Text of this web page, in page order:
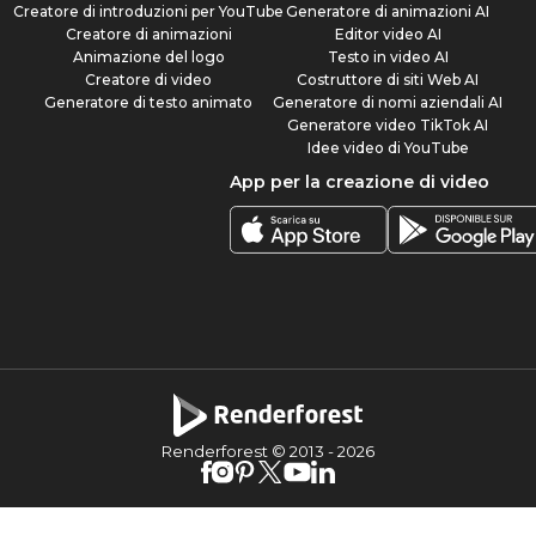
Creatore di introduzioni per YouTube
Creatore di animazioni
Animazione del logo
Creatore di video
Generatore di testo animato
Generatore di animazioni AI
Editor video AI
Testo in video AI
Costruttore di siti Web AI
Generatore di nomi aziendali AI
Generatore video TikTok AI
Idee video di YouTube
App per la creazione di video
Renderforest © 2013 -2026